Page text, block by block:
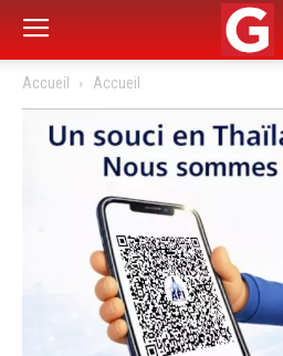
Accueil Accueil